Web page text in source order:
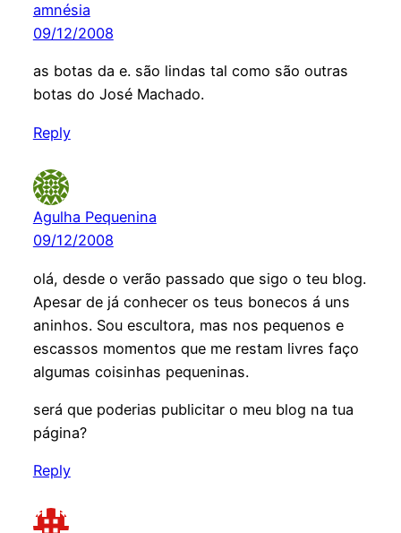
amnésia
09/12/2008
as botas da e. são lindas tal como são outras
botas do José Machado.
Reply
Agulha Pequenina
09/12/2008
olá, desde o verão passado que sigo o teu blog.
Apesar de já conhecer os teus bonecos á uns
aninhos. Sou escultora, mas nos pequenos e
escassos momentos que me restam livres faço
algumas coisinhas pequeninas.
será que poderias publicitar o meu blog na tua
página?
Reply